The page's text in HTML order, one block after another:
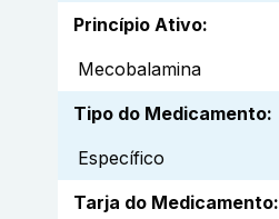
Princípio Ativo:
Mecobalamina
Tipo do Medicamento:
Específico
Tarja do Medicamento: